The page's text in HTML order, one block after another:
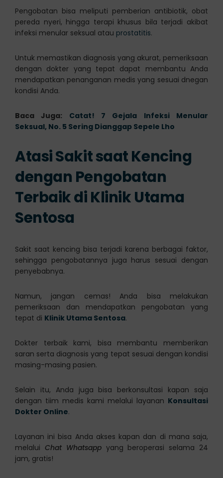
Pengobatan bisa meliputi pemberian antibiotik, obat
pereda nyeri, hingga terapi khusus bila terjadi akibat
infeksi menular seksual atau prostatitis.
Untuk memastikan diagnosis yang akurat, pemeriksaan
dengan dokter yang tepat dapat membantu Anda
mendapatkan penanganan medis yang sesuai dnegan
kondisi Anda.
Baca Juga: Catat! 7 Gejala Infeksi Menular
Seksual, No. 5 Sering Dianggap Sepele Lho
Atasi Sakit saat Kencing
dengan Pengobatan
Terbaik di Klinik Utama
Sentosa
Sakit saat kencing bisa terjadi karena berbagai faktor,
sehingga pengobatannya juga harus sesuai dengan
penyebabnya.
Namun, jangan cemas! Anda bisa melakukan
pemeriksaan dan mendapatkan pengobatan yang
tepat di Klinik Utama Sentosa.
Dokter terbaik kami, bisa membantu memberikan
saran serta diagnosis yang tepat sesuai dengan kondisi
masing-masing pasien.
Selain itu, Anda juga bisa berkonsultasi kapan saja
dengan tiim medis kami melalui layanan Konsultasi
Dokter Online.
Layanan ini bisa Anda akses kapan dan di mana saja,
melalui Chat Whatsappyang beroperasi selama 24
jam, gratis!